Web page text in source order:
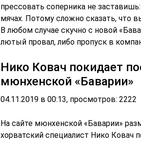
прессовать соперника не
мячах. Потому сложно сказать, что
В любом случае скучно с новой
лютый провал, либо пропуск в
Нико Ковач покидает
мюнхенской «Баварии»
04.11.2019 в 00:13, просмотров: 2222
На сайте мюнхенской «Баварии»
хорватский специалист Нико Ковач